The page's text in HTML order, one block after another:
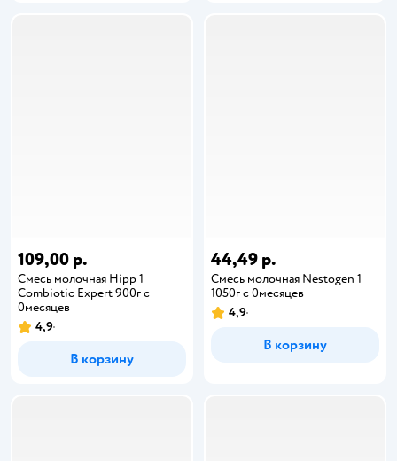
109,00 р.
Смесь молочная Hipp 1
Combiotic Expert 900г с
0месяцев
4,9
В корзину
44,49 р.
Смесь молочная Nestogen 1
1050г с 0месяцев
4,9
В корзину